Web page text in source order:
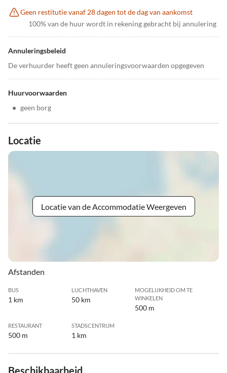
Geen restitutie vanaf 28 dagen tot de dag van aankomst
100% van de huur wordt in rekening gebracht bij annulering
Annuleringsbeleid
De verhuurder heeft geen annuleringsvoorwaarden opgegeven
Huurvoorwaarden
• geen borg
Locatie
Locatie van de Accommodatie Weergeven
Afstanden
BUS
1 km
LUCHTHAVEN
50 km
MOGELIJKHEID OM TE
WINKELEN
500 m
RESTAURANT
500 m
STADSCENTRUM
1 km
Beschikbaarheid